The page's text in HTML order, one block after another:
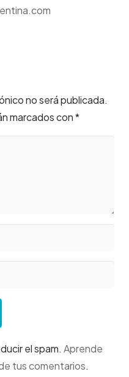
no será publicada.
marcados con*
el spam. Aprende
tus comentarios.